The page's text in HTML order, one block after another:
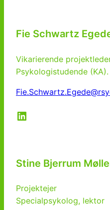
Fie Schwartz
Vikarierende
Psykologistudende (KA).
LinkedIn
Stine Bjerrum
Projektejer
Specialpsykolog, lektor